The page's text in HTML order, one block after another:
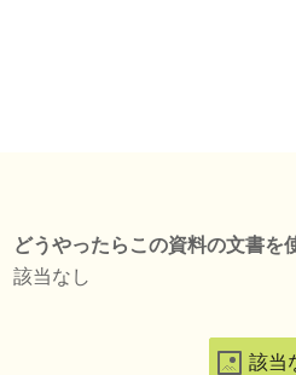
どうやったらこの資料の文書を
該当なし
該当